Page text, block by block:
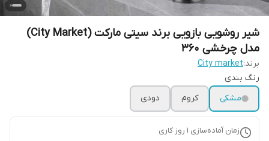
شیر روشویی بازویی برند سیتی مارکت (City Market)
مدل چرخشی ۳۶۰
برند:City market
رنگ بندی
مشکی
کروم دودی
زمان آماده‌سازی 1 روز کاری